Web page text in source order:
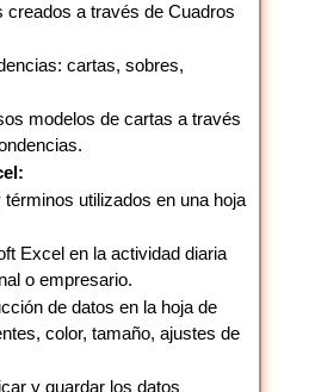
creados a través de Cuadros
cartas, sobres,
modelos de cartas a través
utilizados en una hoja
Excel en la actividad diaria
o empresario.
de datos en la hoja de
color, tamaño, ajustes de
y guardar los datos